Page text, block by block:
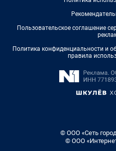
Пользовательское соглашение
Политика конфиденциальности и
правила
© ООО «Сеть
© ООО